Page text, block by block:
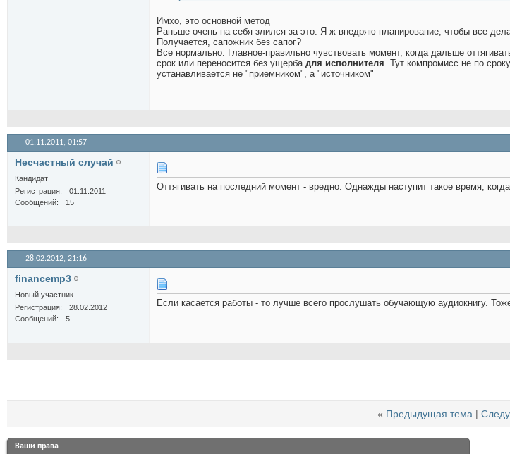
Имхо, это основной метод
Раньше очень на себя злился за это. Я ж внедряю планирование, чтобы все
Получается, сапожник без сапог?
Все нормально. Главное-правильно чувствовать момент, когда дальше
срок или переносится без ущерба для исполнителя. Тут компромисс не по
устанавливается не "приемником", а "источником"
01.11.2011, 01:57
Несчастный случай
Кандидат
Регистрация
01.11.2011
Сообщений
15
Оттягивать на последний момент - вредно. Однажды наступит такое время,
28.02.2012, 21:16
financemp3
Новый участник
Регистрация
28.02.2012
Сообщений
5
Если касается работы - то лучше всего прослушать обучающую аудиокнигу.
« Предыдущая тема|
Ваши права